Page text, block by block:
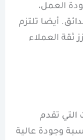
العمل،
أيضا تلتزم
ثقة العملاء
التي تقدم
وجودة عالية